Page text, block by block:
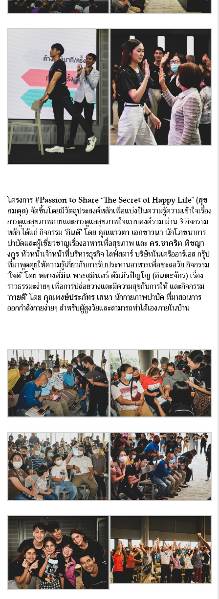
โครงการ #Passion to Share “The Secret of Happy Life” (สุข
สมดุล) จัดขึ้นโดยมีวัตถุประสงค์หลักเพื่อแบ่งปันความรู้ความเข้าใจเรื่อง
การดูแลสุขภาพกายและการดูแลสุขภาพใจแบบองค์รวม ผ่าน 3 กิจกรรม
หลัก ได้แก่ กิจกรรม ‘กินดี’โดย คุณแววตา เอกชาวนา นักโภชนาการ
บำบัดและผู้เชี่ยวชาญเรื่องอาหารเพื่อสุขภาพ และ ดร.ชาคริต พิชญา
งกูร หัวหน้าเจ้าหน้าที่บริหารธุรกิจ ไลฟ์สตาร์ บริษัทในเครืออาร์เอส กรุ๊ป
ที่มาพูดคุยให้ความรู้เกี่ยวกับการรับประทานอาหารเพื่อชะลอวัย กิจกรรม
‘ใจดี’โดย หลวงพี่มิน พระสุมินทร์ คัมภีรปัญโญ (อินตะจักร) เรื่อง
ราวธรรมะง่ายๆ เพื่อการปล่อยวางและมีความสุขกับการให้ และกิจกรรม
‘กายดี’โดย คุณพงษ์ประภัทร เสนา นักกายภาพบำบัด ที่มาสอนการ
ออกกำลังกายง่ายๆ สำหรับผู้สูงวัยและสามารถทำได้เองภายในบ้าน